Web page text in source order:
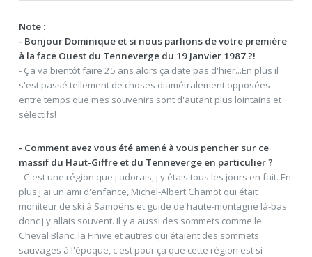
Note :
- Bonjour Dominique et si nous parlions de votre première
à la face Ouest du Tenneverge du 19 Janvier 1987 ?!
- Ça va bientôt faire 25 ans alors ça date pas d'hier...En plus il
s'est passé tellement de choses diamétralement opposées
entre temps que mes souvenirs sont d'autant plus lointains et
sélectifs!
- Comment avez vous été amené à vous pencher sur ce
massif du Haut-Giffre et du Tenneverge en particulier ?
- C'est une région que j'adorais, j'y étais tous les jours en fait. En
plus j'ai un ami d'enfance, Michel-Albert Chamot qui était
moniteur de ski à Samoëns et guide de haute-montagne là-bas
donc j'y allais souvent. Il y a aussi des sommets comme le
Cheval Blanc, la Finive et autres qui étaient des sommets
sauvages à l'époque, c'est pour ça que cette région est si